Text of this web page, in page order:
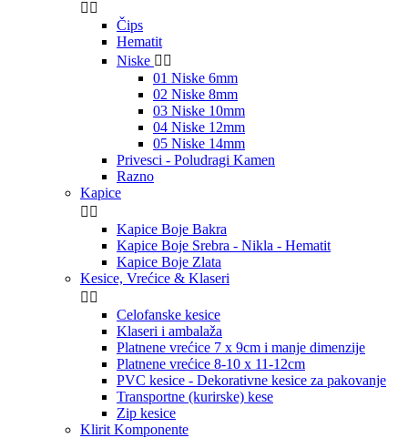
 
Čips
Hematit
Niske  
01 Niske 6mm
02 Niske 8mm
03 Niske 10mm
04 Niske 12mm
05 Niske 14mm
Privesci - Poludragi Kamen
Razno
Kapice
 
Kapice Boje Bakra
Kapice Boje Srebra - Nikla - Hematit
Kapice Boje Zlata
Kesice, Vrećice & Klaseri
 
Celofanske kesice
Klaseri i ambalaža
Platnene vrećice 7 x 9cm i manje dimenzije
Platnene vrećice 8-10 x 11-12cm
PVC kesice - Dekorativne kesice za pakovanje
Transportne (kurirske) kese
Zip kesice
Klirit Komponente